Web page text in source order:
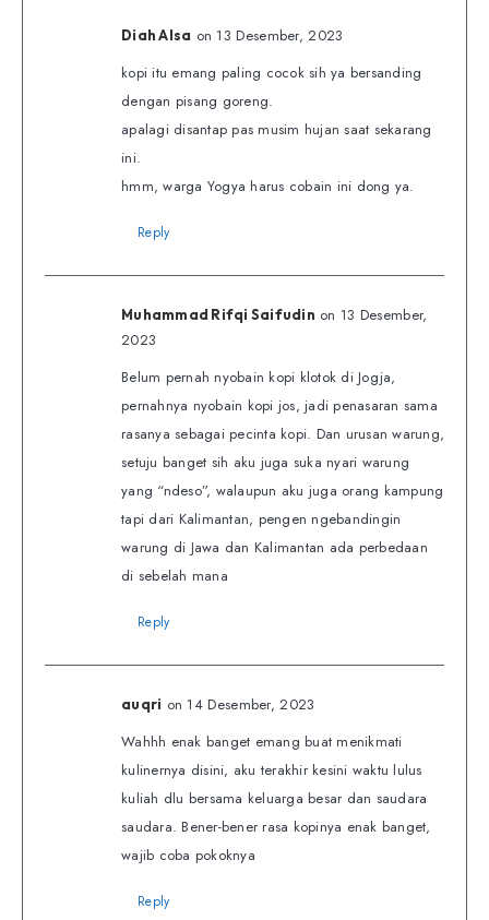
Diah Alsa on 13 Desember, 2023
kopi itu emang paling cocok sih ya bersanding
dengan pisang goreng.
apalagi disantap pas musim hujan saat sekarang
ini.
hmm, warga Yogya harus cobain ini dong ya.
Reply
Muhammad Rifqi Saifudin on 13 Desember,
2023
Belum pernah nyobain kopi klotok di Jogja,
pernahnya nyobain kopi jos, jadi penasaran sama
rasanya sebagai pecinta kopi. Dan urusan warung,
setuju banget sih aku juga suka nyari warung
yang “ndeso”, walaupun aku juga orang kampung
tapi dari Kalimantan, pengen ngebandingin
warung di Jawa dan Kalimantan ada perbedaan
di sebelah mana
Reply
auqri on 14 Desember, 2023
Wahhh enak banget emang buat menikmati
kulinernya disini, aku terakhir kesini waktu lulus
kuliah dlu bersama keluarga besar dan saudara
saudara. Bener-bener rasa kopinya enak banget,
wajib coba pokoknya
Reply